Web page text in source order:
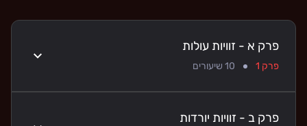
פרק א - זוויות עולות
פרק 1 10 שיעורים
פרק ב - זוויות יורדות